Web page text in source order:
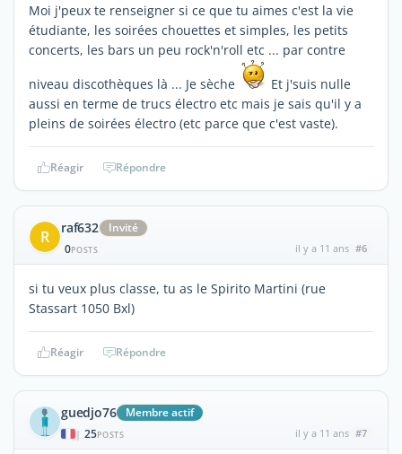
Moi j'peux te renseigner si ce que tu aimes c'est la vie
étudiante, les soirées chouettes et simples, les petits
concerts, les bars un peu rock'n'roll etc ... par contre
niveau discothèques là ... Je sèche
Et j'suis nulle
aussi en terme de trucs électro etc mais je sais qu'il y a
pleins de soirées électro (etc parce que c'est vaste).
Réagir Répondre
R raf632
Invité
0POSTS il y a 11 ans #6
si tu veux plus classe, tu as le Spirito Martini (rue
Stassart 1050 Bxl)
Réagir Répondre
guedjo76 Membre actif
| 25POSTS il y a 11 ans #7